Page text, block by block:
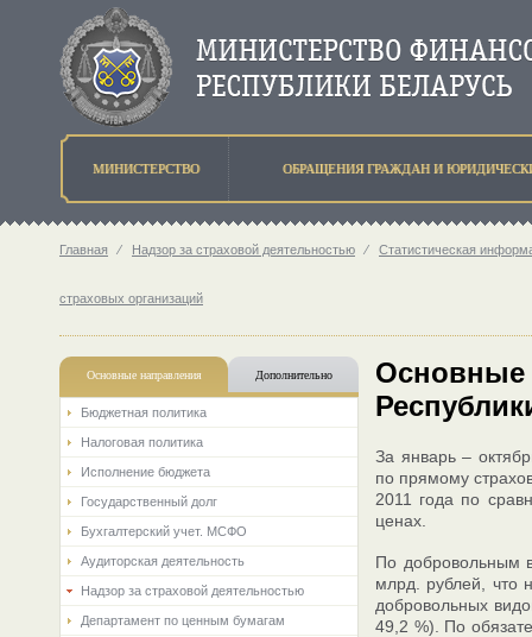
МИНИСТЕРСТВО ОБРАЩЕНИЯ ГРАЖДАН И
Главная ⁄ Надзор за страховой деятельностью ⁄ Статистическая
страховых организаций
Основные направления Дополнительно
Бюджетная политика
Налоговая политика
Исполнение бюджета
Государственный долг
Бухгалтерский учет. МСФО
Аудиторская деятельность
Надзор за страховой деятельностью
Департамент по ценным бумагам
Основные
За январь –
по прямому
2011 года по
ценах.
По добровольным
млрд. рублей, что
добровольных
49,2 %). По